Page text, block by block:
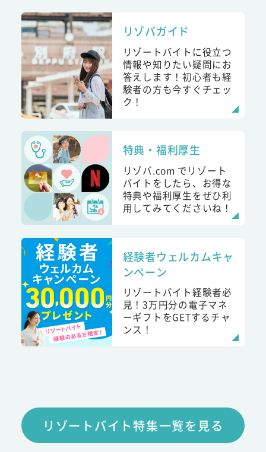
リゾバガイド
リゾートバイトに役立つ
情報や知りたい疑問にお
答えします！初心者も経
験者の方も今すぐチェッ
ク！
特典・福利厚生
リゾバ.com でリゾート
バイトをしたら、お得な
特典や福利厚生をぜひ利
用してみてくださいね！
経験者ウェルカムキャ
ンペーン
リゾートバイト経験者必
見！3万円分の電子マネ
ーギフトをGETするチャ
ンス！
リゾートバイト特集一覧を見る